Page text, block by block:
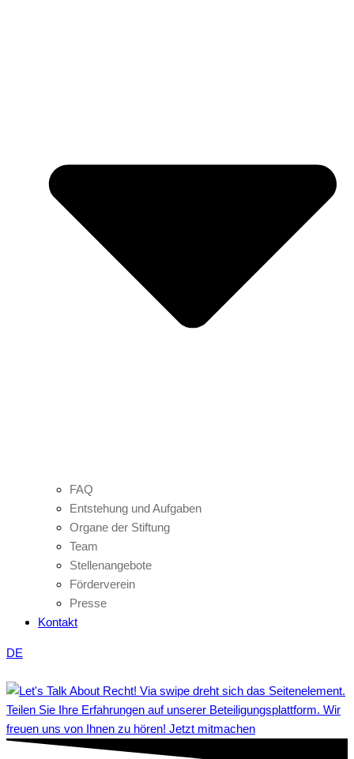
FAQ
Entstehung und Aufgaben
Organe der Stiftung
Team
Stellenangebote
Förderverein
Presse
Kontakt
DE
Teilen Sie Ihre Erfahrungen auf unserer Beteiligungsplattform. Wir
freuen uns von Ihnen zu hören! Jetzt mitmachen